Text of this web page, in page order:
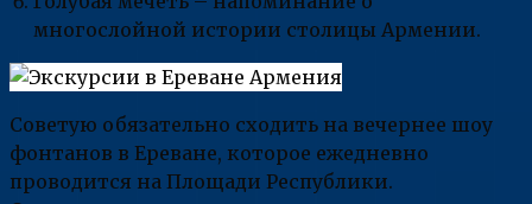
многослойной истории столицы Армении.
Советую обязательно сходить на вечернее шоу
фонтанов в Ереване, которое ежедневно
проводится на Площади Республики.